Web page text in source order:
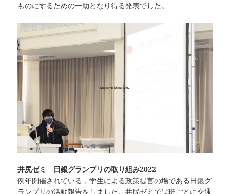
ものにするための一助となり得る発表でした。
井尻ゼミ 日銀グランプリの取り組み2022
例年開催されている，学生による政策提言の場である日銀グ
ランプリの活動報告をしました。井尻ゼミでは班ごとに交通